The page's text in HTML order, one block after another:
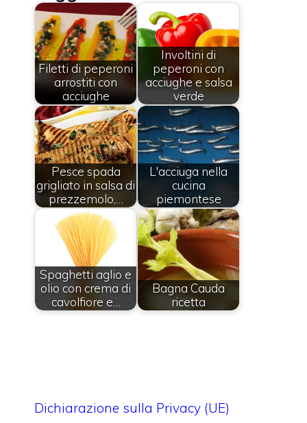
Filetti di peperoni
arrostiti con
acciughe
Involtini di
peperoni con
acciughe e salsa
verde
Pesce spada
grigliato in salsa di
prezzemolo,…
L'acciuga nella
cucina
piemontese
Spaghetti aglio e
olio con crema di
cavolfiore e…
Bagna Cauda
ricetta
Dichiarazione sulla Privacy (UE)